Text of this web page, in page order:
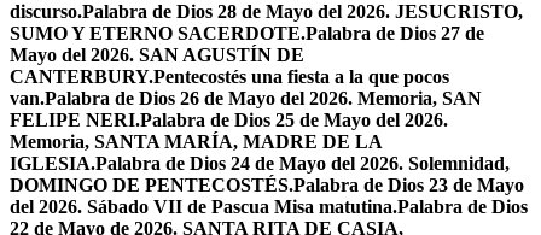
discurso.Palabra de Dios 28 de Mayo del 2026. JESUCRISTO,
SUMO Y ETERNO SACERDOTE.Palabra de Dios 27 de
Mayo del 2026. SAN AGUSTÍN DE
CANTERBURY.Pentecostés una fiesta a la que pocos
van.Palabra de Dios 26 de Mayo del 2026. Memoria, SAN
FELIPE NERI.Palabra de Dios 25 de Mayo del 2026.
Memoria, SANTA MARÍA, MADRE DE LA
IGLESIA.Palabra de Dios 24 de Mayo del 2026. Solemnidad,
DOMINGO DE PENTECOSTÉS.Palabra de Dios 23 de Mayo
del 2026. Sábado VII de Pascua Misa matutina.Palabra de Dios
22 de Mayo de 2026. SANTA RITA DE CASIA,